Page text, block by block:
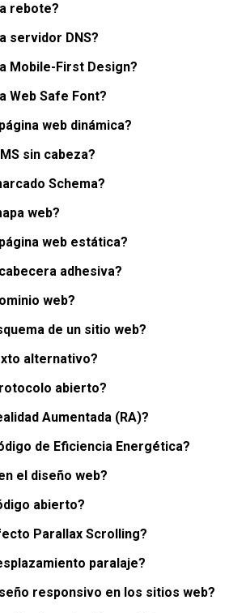
rebote?
servidor DNS?
Mobile-First Design?
Web Safe Font?
web dinámica?
sin cabeza?
Schema?
web?
web estática?
adhesiva?
web?
de un sitio web?
alternativo?
abierto?
Aumentada (RA)?
de Eficiencia Energética?
el diseño web?
abierto?
Parallax Scrolling?
paralaje?
responsivo en los sitios web?